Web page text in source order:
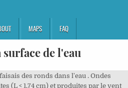
MAPS FAQ
surface de l'eau
d'une onde plane à la surface de l'eau par une petite ouverture. tsunamis et mascarets. 27/06/2013, 07h43 #2 LPFR. Simulation des interférences obtenues dans une cuve à ondes. The trapped modes generated by a cylinder shifted from the channel axis were excited to generate the absorption.Cette thèse porte sur l’étude expérimentale des ondes non-linéaires à la surface de l’eau. Animations pour illustrer les notions d’onde transversale, de retard, de périodicités temporelle et spatiale . Exemples : onde produite sur un ressort ondes sonores 3. L un d eux est une variante de la méthode de Foucault. Ondes à la surface de l'eau: Concours orthoptie Nantes 2013. Frédéric Élie, février 2009. Deux perturbations sinusoïdales sont produites en deux points S1 et S2 de la cuve à ondes. En certains points, les deux ondes incidentes vibrent en phase et l'amplitude totale observée est plus grande que l'amplitude de chaque onde individuelle. Le document ci-contre donne l'aspect 1. Le milieu de propagation d'une onde peut être tridimensionnel (onde sonore, lumineuse, etc. un dispositif produit des ondes rectilignes de fréquence réglable à la surface de l'eau contenue dans une cuve. Ondes et matière Chapitre 1 : Caractéristiques des ondes Thème : Caractéristiques et propriétés des ondes AD2-09/09/2019 4 Donc : 1,5.10 ˘ 5,0.10 ˘ 3,0.10 ˆ. Bonjour à tous ! Sommaire. Des ondes à la surface de l’eau : une histoire qui fait des vagues 2011! Une vague correspond à une onde de gravité (onde se déplaçant à la surface libre d’un fluide soumis à la gravité) qui implique théoriquement toute la profondeur. Le vent provoque tout d’abord des différences de hauteur de la surface de la mer qui vont se propager approximativement dans la direction du vent. Cette vague, constituée d'un. Différence de marche, interférences constructives et destructives. La goutte génère alors une onde de surface sur laquelle elle rebondit et qui lui donne une impulsion horizontale. Exercice 3 . Le sujet a ensuite pris de l’ampleur lors de la découverte de l’instabilité de marche des gouttes qui, au dessus d’un certain seuil de forçage, se déplacent spontanément à la surface du bain liquide. Publicité . par Jean Luc Leloire . de la surface de l'eau d'une cuve à ondes, des ondes progressivesSinusoïdales .On règle la fréquence du vibreur sur la valeur N Hz 20 . 2014 On rappelle deux procédés d observation des interférences à la surface des liquides. Représente les ondes les plus courantes à la surface des océans et leur énergie provient de la gravité, d’où leur nom. Répondre par vrai ou faux aux propositions a, b, c et d suivantes: a L'onde produite à la surface de l'eau est une onde longitudinale b L'onde produite à la surface Contrairement aux ondes de gravité, ce sont les ondes de petites longueurs d’ondes qui se propagent le plus vite. Une onde à la surface de l'eau; Si vous jetez une pierre à la surface d'une large étendue d'eau calme (cf. DES ONDES A LA SURFACE DE L’EAU – CORRECTION I. PROPAGATION D’UN TSUNAMI 1. a. C’est un trem lement de terre (séisme) qui est à l’origine du tsunami. Image réalisée dans le cadre du module Image de 1STL du Lycée Marie Curie de VIRE. Ex : corde (I.1.a) et ride à la surface de l' eau (I.2) b. Les ondes appelées longitudinales où la direction de la perturbation est parallèle au sens de déplacement de l'onde • Dans un fluide (gaz ou liquide), donc dans l'air, le son est une onde mécanique longitudinale puisque la déformation du milieu de propagation est parallèle à la direction de l'onde. Document 1 : Image en coupe latérale de la déformation de la surface de l’eau dans la cuve à onde La source se déplace en ordonnée entre +10 mm et -10 mm Document 2 : Evolution du point en fonction du temps . La pierre, en percutant la surface, génère une vague circulaire qui s'éloigne du point d'impact. Aucun physicien n'a vulgarisé les ondes formées sur l'eau quand on y jette un caillou ? L"animation montre l'interférence de deux ondes circulaires à la surface de l'eau. Une onde peut posséder plusieurs géométries : plane , sphérique , etc. Sur cette photo on voit la partie supérieure de la cuve à ondes : c’est une plaque transparente en verre, remplie d’eau. Ondes à la surface de l’eau Ondes dans la banquise Les vagues dans la mer ou plus simplement dans une cuve remplie d’eau sont des ondes qui se propagent à une certaine vitesse. cet ensemble permet d'observer la surface de l'eau au repos apparent par projection sur un écran avec un grandissement gamma = 1,5 . La problématique commune était la mesure de la déformation de la surface libre. Résultat scientifique Génie électrique et électronique -+ La structure hexagonale, inspirée de celle du graphène, est souvent choisie pour concevoir des isolants topologiques : des matériaux qui guident les ondes. Le gerris est un insecte que l'on peut observer sur les plans d'eau calmes de certaines rivières. Onde produite par la chute d’une goutte d’eau dans un récipient. Re : Ondes à la surface de l'eau Dans ce cas, j'obtiens Mais il me reste l'inconnue de la variation d'amplitude dans l'espace et le temps. Nous avons choisi de revenir au début de la science ondulatoire en observant les mouvements de la surface libre des océans, des lacs